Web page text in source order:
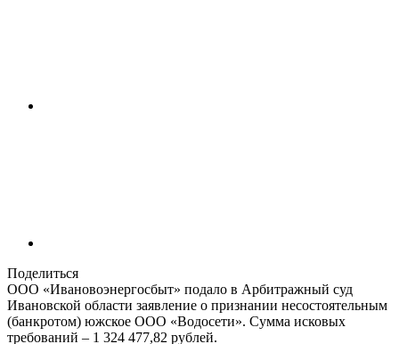
Поделиться
ООО «Ивановоэнергосбыт» подало в Арбитражный суд
Ивановской области заявление о признании несостоятельным
(банкротом) южское ООО «Водосети». Сумма исковых
требований – 1 324 477,82 рублей.